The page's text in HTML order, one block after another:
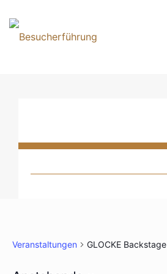
Veranstaltungen GLOCKE Backstage